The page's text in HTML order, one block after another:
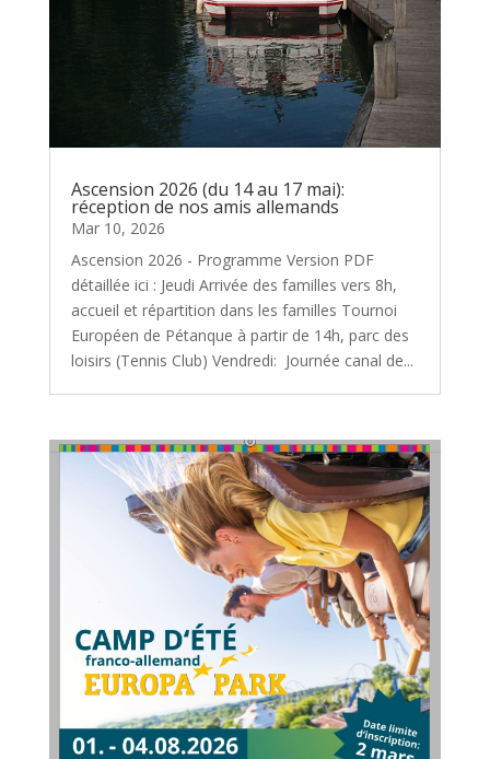
Ascension 2026 (du 14 au 17 mai):
réception de nos amis allemands
Mar 10, 2026
Ascension 2026 - Programme Version PDF
détaillée ici : Jeudi Arrivée des familles vers 8h,
accueil et répartition dans les familles Tournoi
Européen de Pétanque à partir de 14h, parc des
loisirs (Tennis Club) Vendredi: Journée canal de...